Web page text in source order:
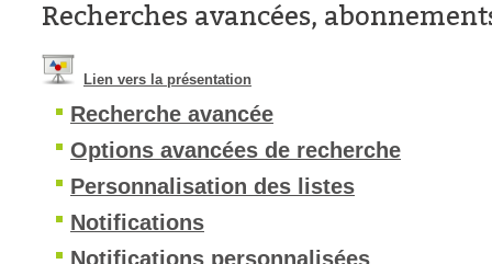
Recherches avancées,
Lien vers la présentation
Recherche avancée
Options avancées de recherche
Personnalisation des listes
Notifications
Notifications personnalisées